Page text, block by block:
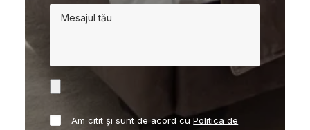
Am citit și sunt de acord cuPolitica de